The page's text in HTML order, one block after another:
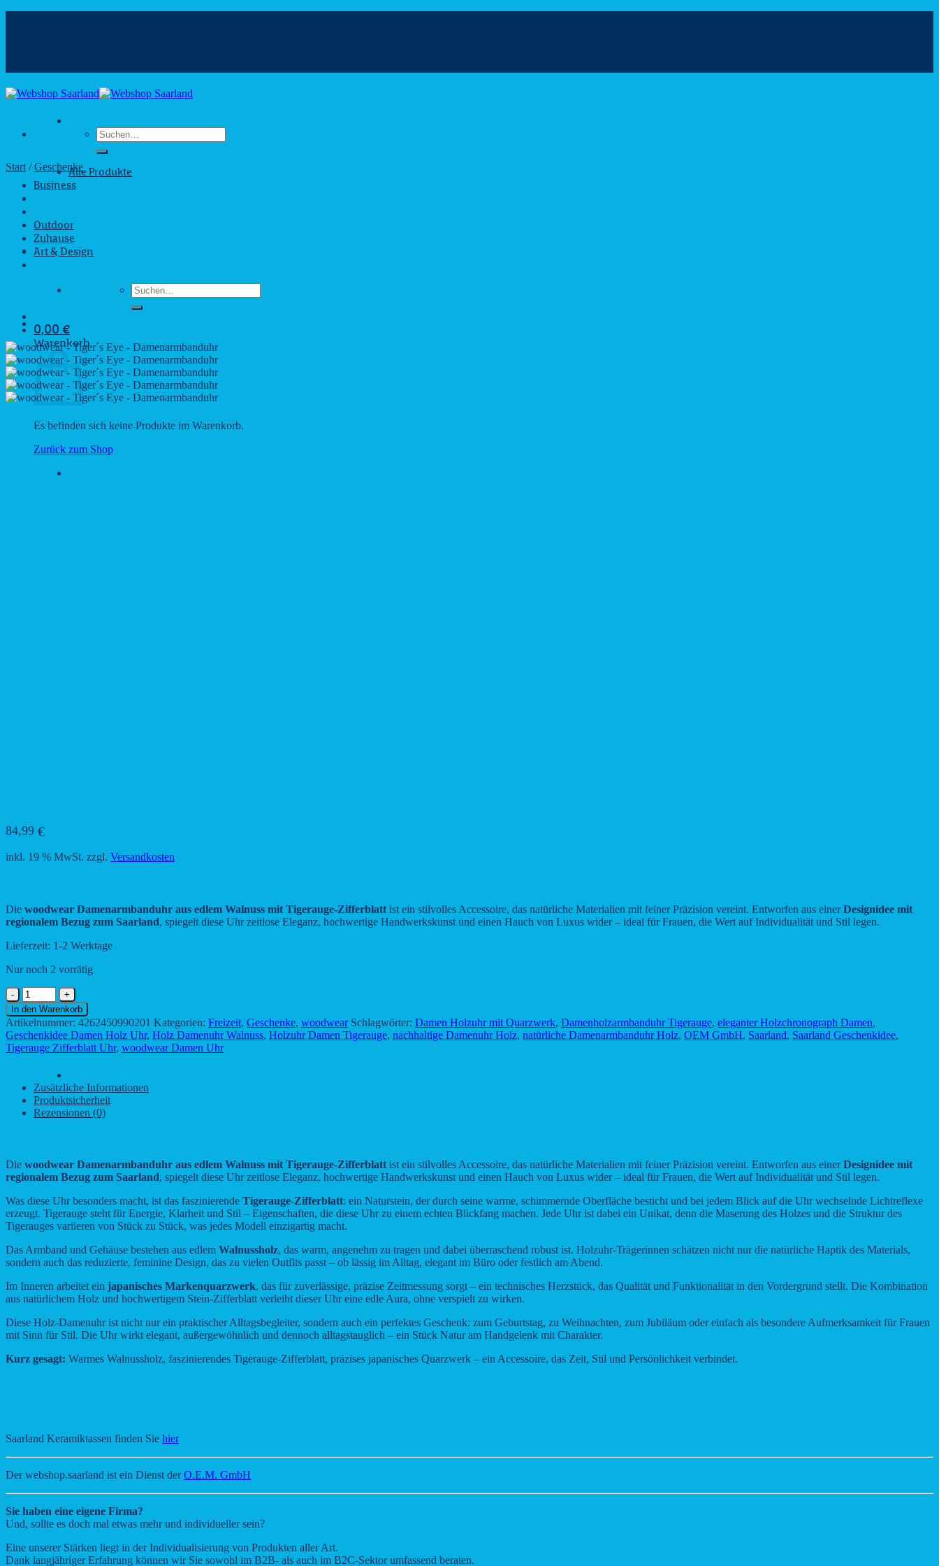
Suchen
nach:
Alle Produkte
Business
Outdoor
Zuhause
Art & Design
Suchen
nach:
0,00 €
Warenkorb
Es befinden sich keine Produkte im Warenkorb.
Zurück zum Shop
Start / Geschenke
84,99 €
inkl. 19 % MwSt. zzgl. Versandkosten
Die woodwear Damenarmbanduhr aus edlem Walnuss mit Tigerauge-Zifferblatt ist ein stilvolles Accessoire, das natürliche Materialien mit feiner Präzision vereint. Entworfen aus einerDesignidee mit
regionalem Bezug zum Saarland, spiegelt diese Uhr zeitlose Eleganz, hochwertige Handwerkskunst und einen Hauch von Luxus wider – ideal für Frauen, die Wert auf Individualität und Stil legen.
Lieferzeit: 1-2 Werktage
Nur noch 2 vorrätig
woodwear
-
Tiger
´s
Eye
-
edlem
Walnuss
mit
In den Warenkorb
Artikelnummer: 4262450990201 Kategorien: Freizeit, Geschenke, woodwear Schlagwörter: Damen Holzuhr mit Quarzwerk, Damenholzarmbanduhr Tigerauge, eleganter Holzchronograph Damen,
Geschenkidee Damen Holz Uhr, Holz Damenuhr Walnuss, Holzuhr Damen Tigerauge, nachhaltige Damenuhr Holz, natürliche Damenarmbanduhr Holz, OEM GmbH, Saarland, Saarland Geschenkidee,
Tigerauge Zifferblatt Uhr, woodwear Damen Uhr
Zusätzliche Informationen
Produktsicherheit
Rezensionen (0)
Die woodwear Damenarmbanduhr aus edlem Walnuss mit Tigerauge-Zifferblatt ist ein stilvolles Accessoire, das natürliche Materialien mit feiner Präzision vereint. Entworfen aus einerDesignidee mit
regionalem Bezug zum Saarland, spiegelt diese Uhr zeitlose Eleganz, hochwertige Handwerkskunst und einen Hauch von Luxus wider – ideal für Frauen, die Wert auf Individualität und Stil legen.
Was diese Uhr besonders macht, ist das faszinierende Tigerauge-Zifferblatt: ein Naturstein, der durch seine warme, schimmernde Oberfläche besticht und bei jedem Blick auf die Uhr wechselnde Lichtreflexe
erzeugt. Tigerauge steht für Energie, Klarheit und Stil – Eigenschaften, die diese Uhr zu einem echten Blickfang machen. Jede Uhr ist dabei ein Unikat, denn die Maserung des Holzes und die Struktur des
Tigerauges variieren von Stück zu Stück, was jedes Modell einzigartig macht.
Das Armband und Gehäuse bestehen aus edlem Walnussholz, das warm, angenehm zu tragen und dabei überraschend robust ist. Holzuhr-Trägerinnen schätzen nicht nur die natürliche Haptik des Materials,
sondern auch das reduzierte, feminine Design, das zu vielen Outfits passt – ob lässig im Alltag, elegant im Büro oder festlich am Abend.
Im Inneren arbeitet ein japanisches Markenquarzwerk, das für zuverlässige, präzise Zeitmessung sorgt – ein technisches Herzstück, das Qualität und Funktionalität in den Vordergrund stellt. Die Kombination
aus natürlichem Holz und hochwertigem Stein-Zifferblatt verleiht dieser Uhr eine edle Aura, ohne verspielt zu wirken.
Diese Holz-Damenuhr ist nicht nur ein praktischer Alltagsbegleiter, sondern auch ein perfektes Geschenk: zum Geburtstag, zu Weihnachten, zum Jubiläum oder einfach als besondere Aufmerksamkeit für Frauen
mit Sinn für Stil. Die Uhr wirkt elegant, außergewöhnlich und dennoch alltagstauglich – ein Stück Natur am Handgelenk mit Charakter.
Kurz gesagt: Warmes Walnussholz, faszinierendes Tigerauge-Zifferblatt, präzises japanisches Quarzwerk – ein Accessoire, das Zeit, Stil und Persönlichkeit verbindet.
Saarland Keramiktassen finden Sie hier
Der webshop.saarland ist ein Dienst derO.E.M. GmbH
Sie haben eine eigene Firma?
Und, sollte es doch mal etwas mehr und individueller sein?
Eine unserer Stärken liegt in der Individualisierung von Produkten aller Art.
Dank langjähriger Erfahrung können wir Sie sowohl im B2B- als auch im B2C-Sektor umfassend beraten.